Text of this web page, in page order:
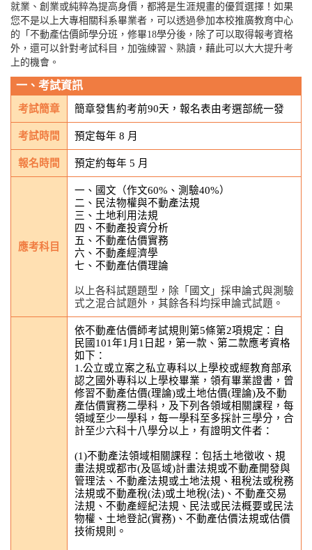
就業、創業或純粹為提高身價，都將是生涯規畫的優質選擇！如果
您不是以上大專相關科系畢業者，可以透過參加本校推廣教育中心
的「不動產估價師學分班，修畢18學分後，除了可以取得報考資格
外，還可以針對考試科目，加強練習、熟讀，藉此可以大大提升考
上的機會。
一、考試資訊
考試簡章 簡章發售約考前90天，報名表由考選部統一發
考試時間 預定每年 8 月
報名時間 預定約每年 5 月
應考科目
一、國文（作文60%、測驗40%）
二、民法物權與不動產法規
三、土地利用法規
四、不動產投資分析
五、不動產估價實務
六、不動產經濟學
七、不動產估價理論
以上各科試題題型，除「國文」採申論式與測驗
式之混合試題外，其餘各科均採申論式試題。
依不動產估價師考試規則第5條第2項規定：自
民國101年1月1日起，第一款、第二款應考資格
如下：
1.公立或立案之私立專科以上學校或經教育部承
認之國外專科以上學校畢業，領有畢業證書，曾
修習不動產估價(理論)或土地估價(理論)及不動
產估價實務二學科，及下列各領域相關課程，每
領域至少一學科，每一學科至多採計三學分，合
計至少六科十八學分以上，有證明文件者：
(1)不動產法領域相關課程：包括土地徵收、規
畫法規或都市(及區域)計畫法規或不動產開發與
管理法、不動產法規或土地法規、租稅法或稅務
法規或不動產稅(法)或土地稅(法)、不動產交易
法規、不動產經紀法規、民法或民法概要或民法
物權、土地登記(實務)、不動產估價法規或估價
技術規則。